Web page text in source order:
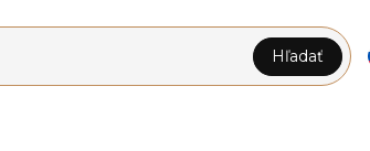
Hľadať